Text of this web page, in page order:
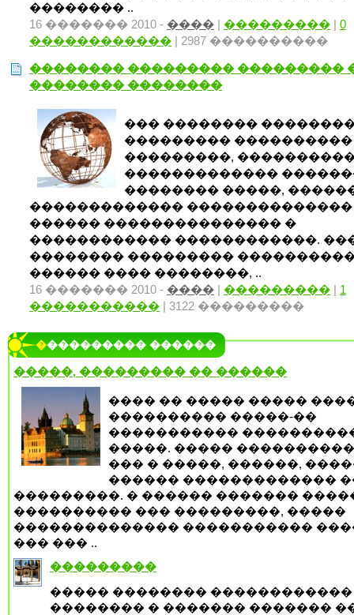
�������� ..
16 ������� 2010 - ���� | ��������� | 0
������������ | 2987 ����������
�������� ��������� ���������
�������� ��������
��� ��������
��������� ����������
���������,
�������������
�������� �����,
������������� ��������������
������ ��������������� �
������������ ������������.
�������� ���������
������ ���� ��������, ..
16 ������� 2010 - ���� | ��������� | 1
����������� | 3122 ���������
���������� ������
�����, ��������� �� ������
���� �� ����� �����
���������� �����-��
�����������
�����. �����
��� � �����, ������,
������ �������������
���������. � ������ �������
���������� ��� ���������, �����
�������������� �����������
��� ��� ..
���������
����� �������� ������������
�������� � ������� �������